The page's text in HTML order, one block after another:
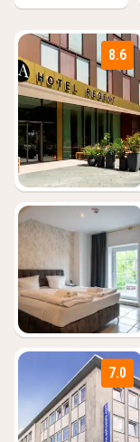
8.6
7.0